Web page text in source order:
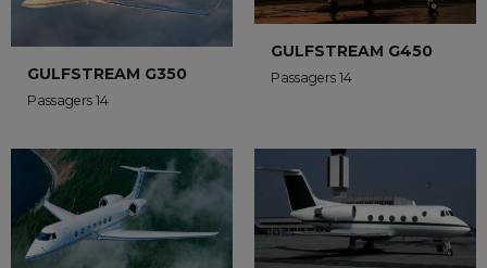
GULFSTREAM G350
Passagers 14
GULFSTREAM G450
Passagers 14